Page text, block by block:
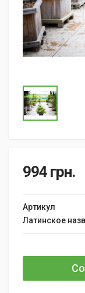
994 грн.
Артикул
Латинское